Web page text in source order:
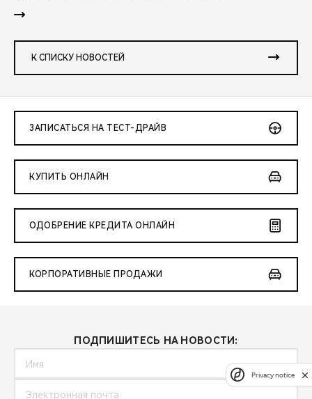
К СПИСКУ НОВОСТЕЙ
ЗАПИСАТЬСЯ НА ТЕСТ-ДРАЙВ
КУПИТЬ ОНЛАЙН
ОДОБРЕНИЕ КРЕДИТА ОНЛАЙН
КОРПОРАТИВНЫЕ ПРОДАЖИ
ПОДПИШИТЕСЬ НА НОВОСТИ:
Privacy notice